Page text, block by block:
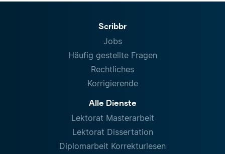
Scribbr
Jobs
Häufig gestellte Fragen
Rechtliches
Korrigierende
Alle Dienste
Lektorat Masterarbeit
Lektorat Dissertation
Diplomarbeit Korrekturlesen